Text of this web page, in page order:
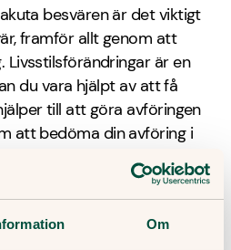
Om
besvären är det viktigt
framför allt genom att
är en
du vara hjälpt av att få
till att göra avföringen
att bedöma din avföring i
avföring om din hälsa?"
på Doktor.se för att få råd
och problem med